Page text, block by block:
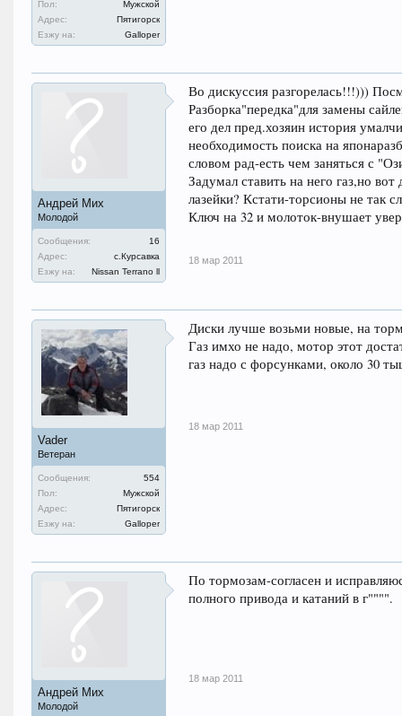
Пол:
Мужской
Адрес:
Пятигорск
Езжу на:
Galloper
Андрей Мих
Молодой
Сообщения:
16
Адрес:
с.Курсавка
Езжу на:
Nissan Terrano ll
Во дискуссия разгорелась!!!)))
Разборка"передка"для замены
его дел пред.хозяин история
необходимость поиска на
словом рад-есть чем заняться с
Задумал ставить на него газ,но
лазейки? Кстати-торсионы не так
Ключ на 32 и молоток-внушает
18 мар 2011
Vader
Ветеран
Сообщения:
554
Пол:
Мужской
Адрес:
Пятигорск
Езжу на:
Galloper
Диски лучше возьми новые, на
Газ имхо не надо, мотор этот
газ надо с форсунками, около 30
18 мар 2011
Андрей Мих
Молодой
По тормозам-согласен и
полного привода и катаний в г"""".
18 мар 2011